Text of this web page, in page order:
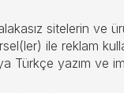
sitelerin ve
ile reklam
yazım ve